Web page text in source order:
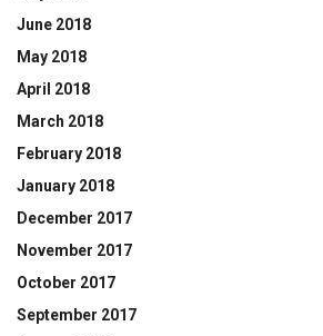
June 2018
May 2018
April 2018
March 2018
February 2018
January 2018
December 2017
November 2017
October 2017
September 2017